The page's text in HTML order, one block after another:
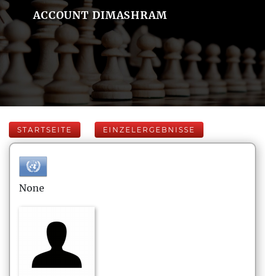
ACCOUNT DIMASHRAM
STARTSEITE EINZELERGEBNISSE
None